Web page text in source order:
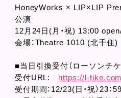
HoneyWorks × LIP×LIP
公演
12月24日(月・祝) 13:00
会場：Theatre 1010 (北千住)
■当日引換受付（ローソンチケ
受付URL:
https://l-
受付期間：12/23(日・祝）23：